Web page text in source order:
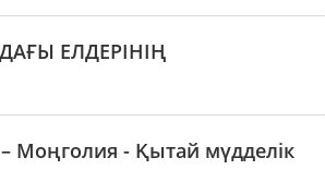
ЕЛДЕРІНІҢ
Моңголия - Қытай мүдделік